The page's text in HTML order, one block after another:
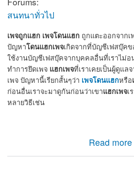
สนทนาทั่วไป
เพจถูกแฮก เพจโดนแฮก ถูกแตะออกจากเ
ปัญหาโดนแฮกเพจเกิดจากที่บัญชีเฟสบุ๊คข
ใช้งานบัญชีเฟสบุ๊คจากบุคคลอื่นที่เราไม่อ
ทำการยึดเพจ แฮกเพจที่เราเคยเป็นผู้ดูแล
เพจ ปัญหานี้เรียกสั้นๆว่า เพจโดนแฮกหรือ
ก่อนอื่นเราจะมาดูกันก่อนว่าเขาแฮกเพจเ
หลายวิธีเช่น
Read more
about เพจถูกแฮก โดนแฮก ถูกยึด